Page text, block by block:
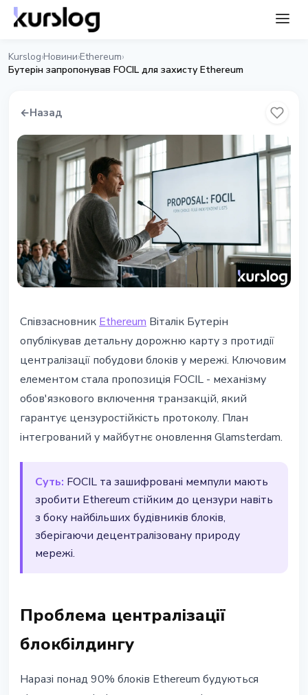
Kurslog›Новини›Ethereum›
Бутерін запропонував FOCIL для захисту Ethereum
←Назад
Бутерін запропонував FOCIL для
захисту Ethereum
3 березня 2026 р. 2 хв читання
Наталія Дорофєєва
Співзасновник Ethereum Віталік Бутерін
опублікував детальну дорожню карту з протидії
централізації побудови блоків у мережі. Ключовим
елементом стала пропозиція FOCIL - механізму
обов'язкового включення транзакцій, який
гарантує цензуростійкість протоколу. План
інтегрований у майбутнє оновлення Glamsterdam.
Суть: FOCIL та зашифровані мемпули мають
зробити Ethereum стійким до цензури навіть
з боку найбільших будівників блоків,
зберігаючи децентралізовану природу
мережі.
Проблема централізації
блокбілдингу
Наразі понад 90% блоків Ethereum будуються